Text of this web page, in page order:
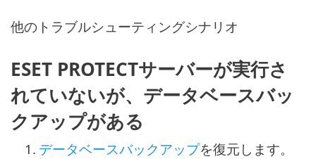
他のトラブルシューティングシナリオ
ESET PROTECTサーバーが実行さ
れていないが、データベースバッ
クアップがある
1. データベースバックアップを復元します。